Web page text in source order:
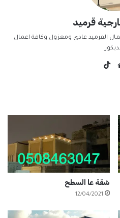
قرميد
القرميد عادي ومعزول وكافة اعمال
موق
شقة عا السطح
12/04/2021